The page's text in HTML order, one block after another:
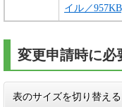
イル／
変更申請時に必
表のサイズを切り替える